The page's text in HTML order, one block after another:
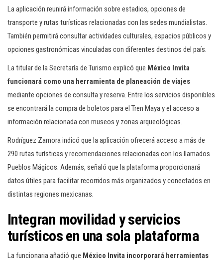
La aplicación reunirá información sobre estadios, opciones de
transporte y rutas turísticas relacionadas con las sedes mundialistas.
También permitirá consultar actividades culturales, espacios públicos y
opciones gastronómicas vinculadas con diferentes destinos del país.
La titular de la Secretaría de Turismo explicó que México Invita
funcionará como una herramienta de planeación de viajes
mediante opciones de consulta y reserva. Entre los servicios disponibles
se encontrará la compra de boletos para el Tren Maya y el acceso a
información relacionada con museos y zonas arqueológicas.
Rodríguez Zamora indicó que la aplicación ofrecerá acceso a más de
290 rutas turísticas y recomendaciones relacionadas con los llamados
Pueblos Mágicos. Además, señaló que la plataforma proporcionará
datos útiles para facilitar recorridos más organizados y conectados en
distintas regiones mexicanas.
Integran movilidad y servicios
turísticos en una sola plataforma
La funcionaria añadió que México Invita incorporará herramientas